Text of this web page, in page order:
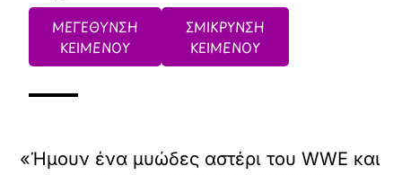
ΜΕΓΕΘΥΝΣΗ
ΚΕΙΜΕΝΟΥ
ΣΜΙΚΡΥΝΣΗ
ΚΕΙΜΕΝΟΥ
«Ήμουν ένα μυώδες αστέρι του WWE και